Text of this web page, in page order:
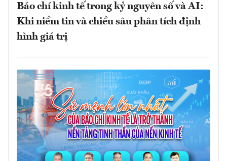
Báo chí kinh tế trong kỷ nguyên số và AI:
Khi niềm tin và chiều sâu phân tích định
hình giá trị